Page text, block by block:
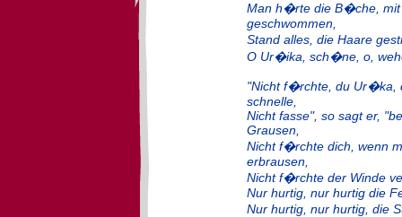
Man h�rte die B�che, mit
geschwommen,
Stand alles, die Haare
O Ur�ika, sch�ne, o,
"Nicht f�rchte, du Ur�ka,
schnelle,
Nicht fasse", so sagt er,
Grausen,
Nicht f�rchte dich, wenn
erbrausen,
Nicht f�rchte der Winde
Nur hurtig, nur hurtig die
Nur hurtig, nur hurtig, die